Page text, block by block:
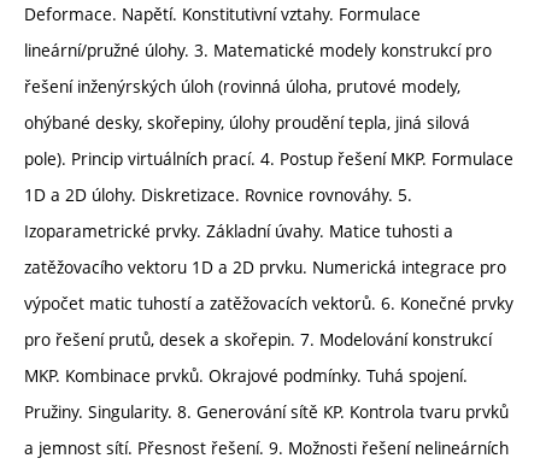
Deformace. Napětí. Konstitutivní vztahy. Formulace
lineární/pružné úlohy. 3. Matematické modely konstrukcí pro
řešení inženýrských úloh (rovinná úloha, prutové modely,
ohýbané desky, skořepiny, úlohy proudění tepla, jiná silová
pole). Princip virtuálních prací. 4. Postup řešení MKP. Formulace
1D a 2D úlohy. Diskretizace. Rovnice rovnováhy. 5.
Izoparametrické prvky. Základní úvahy. Matice tuhosti a
zatěžovacího vektoru 1D a 2D prvku. Numerická integrace pro
výpočet matic tuhostí a zatěžovacích vektorů. 6. Konečné prvky
pro řešení prutů, desek a skořepin. 7. Modelování konstrukcí
MKP. Kombinace prvků. Okrajové podmínky. Tuhá spojení.
Pružiny. Singularity. 8. Generování sítě KP. Kontrola tvaru prvků
a jemnost sítí. Přesnost řešení. 9. Možnosti řešení nelineárních